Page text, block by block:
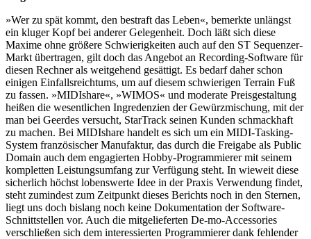
»Wer zu spät kommt, den bestraft das Leben«, bemerkte unlängst
ein kluger Kopf bei anderer Gelegenheit. Doch läßt sich diese
Maxime ohne größere Schwierigkeiten auch auf den ST Sequenzer-
Markt übertragen, gilt doch das Angebot an Recording-Software für
diesen Rechner als weitgehend gesättigt. Es bedarf daher schon
einigen Einfallsreichtums, um auf diesem schwierigen Terrain Fuß
zu fassen. »MIDIshare«, »WIMOS« und moderate Preisgestaltung
heißen die wesentlichen Ingredenzien der Gewürzmischung, mit der
man bei Geerdes versucht, StarTrack seinen Kunden schmackhaft
zu machen. Bei MIDIshare handelt es sich um ein MIDI-Tasking-
System französischer Manufaktur, das durch die Freigabe als Public
Domain auch dem engagierten Hobby-Programmierer mit seinem
kompletten Leistungsumfang zur Verfügung steht. In wieweit diese
sicherlich höchst lobenswerte Idee in der Praxis Verwendung findet,
steht zumindest zum Zeitpunkt dieses Berichts noch in den Sternen,
liegt uns doch bislang noch keine Dokumentation der Software-
Schnittstellen vor. Auch die mitgelieferten De-mo-Accessories
verschließen sich dem interessierten Programmierer dank fehlender